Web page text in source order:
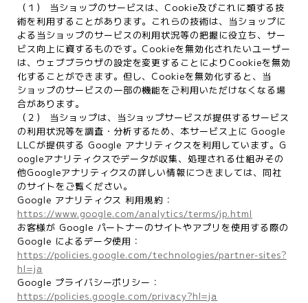
（１） 当ショップのサービスは、Cookie及びこれに類する技
術を利用することがあります。これらの技術は、当ショップに
よる当ショップのサービスの利用状況等の把握に役立ち、サー
ビス向上に資するものです。Cookieを無効化されたいユーザー
は、ウェブブラウザの設定を変更することによりCookieを無効
化することができます。但し、Cookieを無効化すると、当
ショップのサービスの一部の機能をご利用いただけなくなる場
合があります。
（２） 当ショップは、当ショップサービスが提供するサービス
の利用状況等を調査・分析するため、本サービス上に Google
LLCが提供する Google アナリティクスを利用しています。G
oogleアナリティクスでデータが収集、処理される仕組みその
他Googleアナリティクスの詳しい情報につきましては、同社
のサイトをご覧ください。
Google アナリティクス 利用規約：
https://www.google.com/analytics/terms/jp.html
お客様が Google パートナーのサイトやアプリを使用する際の
Google によるデータ使用：
https://policies.google.com/technologies/partner-sites?
hl=ja
Google プライバシーポリシー：
https://policies.google.com/privacy?hl=ja